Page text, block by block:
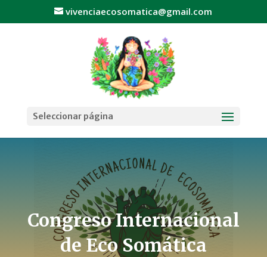
vivenciaecosomatica@gmail.com
Seleccionar página
Congreso Internacional
de Eco Somática